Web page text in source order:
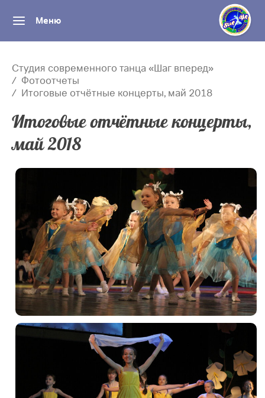
Меню
Студия современного танца «Шаг вперед»
Фотоотчеты
Итоговые отчётные концерты, май 2018
Итоговые отчётные концерты,
май 2018